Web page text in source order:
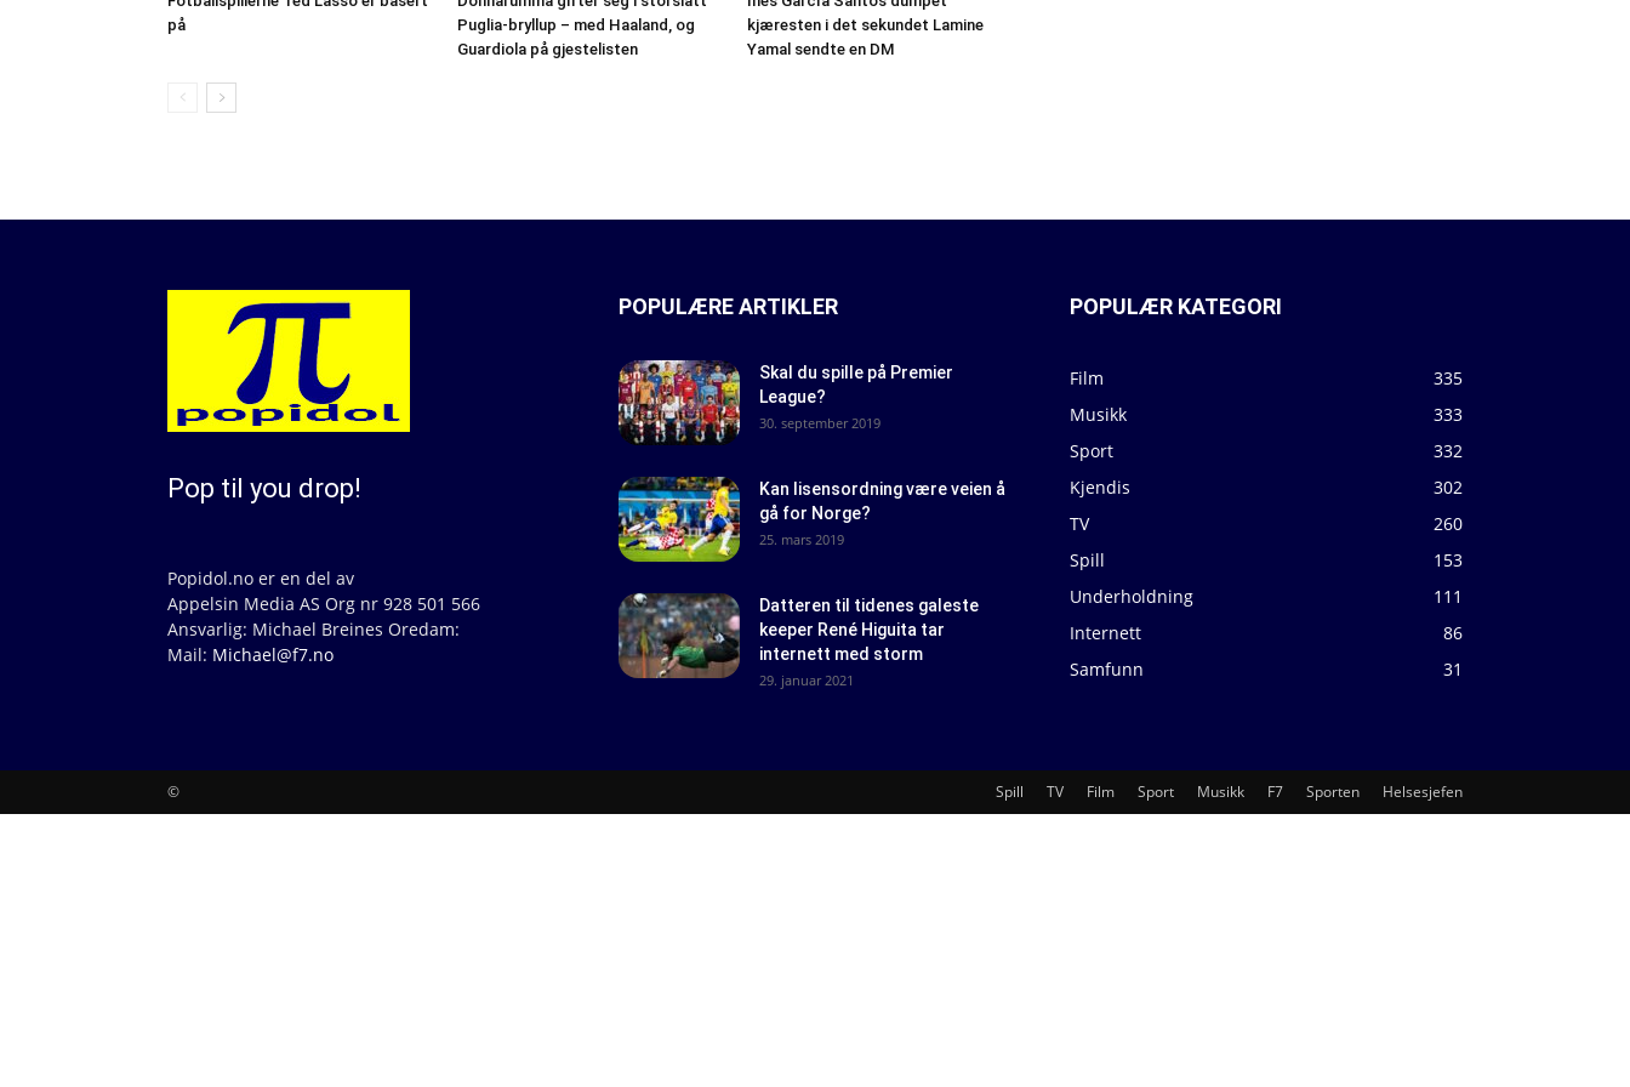
på
Puglia-bryllup – med Haaland, og
Guardiola på gjestelisten
kjæresten i det sekundet Lamine
Yamal sendte en DM
Pop til you drop!
Popidol.no er en del av
Appelsin Media AS Org nr 928 501 566
Ansvarlig: Michael Breines Oredam:
Mail: Michael@f7.no
POPULÆRE ARTIKLER
Skal du spille på Premier
League?
30. september 2019
Kan lisensordning være veien å
gå for Norge?
25. mars 2019
Datteren til tidenes galeste
keeper René Higuita tar
internett med storm
29. januar 2021
POPULÆR KATEGORI
Film
335
Musikk
333
Sport
332
Kjendis
302
TV
260
Spill
153
Underholdning
111
Internett
86
Samfunn
31
Spill TV Film Sport Musikk F7 Sporten Helsesjefen
©